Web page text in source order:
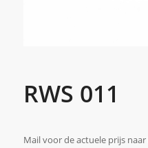
RWS 011
Mail voor de actuele prijs naar